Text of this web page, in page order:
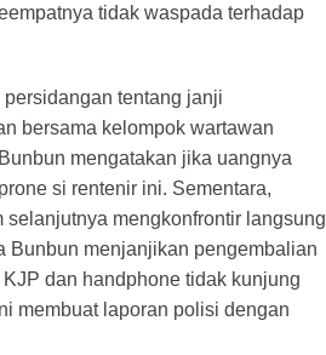
tidak waspada terhadap
tentang janji
bersama kelompok wartawan
mengatakan jika uangnya
si rentenir ini. Sementara,
mengkonfrontir langsung
Bunbun menjanjikan pengembalian
dan handphone tidak kunjung
membuat laporan polisi dengan